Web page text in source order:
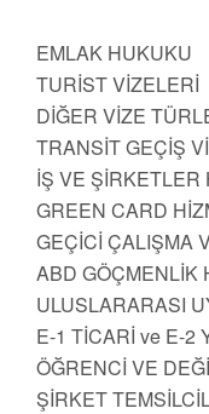
EMLAK HUKUKU
TURİST VİZELERİ
DİĞER VİZE
TRANSİT GEÇİŞ
İŞ VE ŞİRKETLER
GREEN CARD
GEÇİCİ ÇALIŞMA
ABD GÖÇMENLİK
ULUSLARARASI
E-1 TİCARİ ve E-2
ÖĞRENCİ VE
ŞİRKET